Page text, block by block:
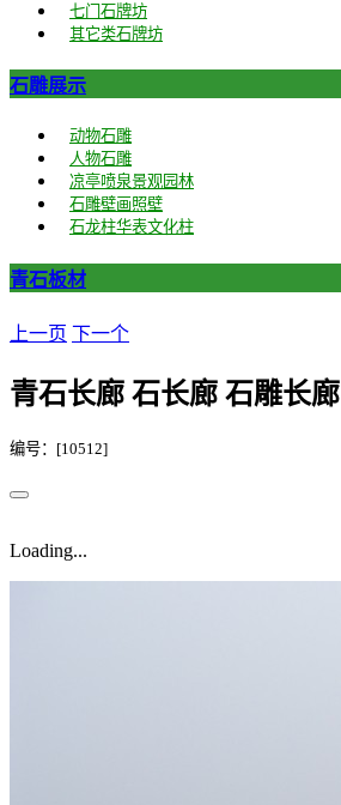
七门石牌坊
其它类石牌坊
石雕展示
动物石雕
人物石雕
凉亭喷泉景观园林
石雕壁画照壁
石龙柱华表文化柱
青石板材
上一页 下一个
青石长廊 石长廊 石雕长廊
编号：[10512]
Loading...